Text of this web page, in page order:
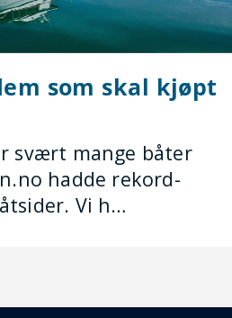
som skal kjøpt
svært mange båter
hadde rekord-
Vi h…